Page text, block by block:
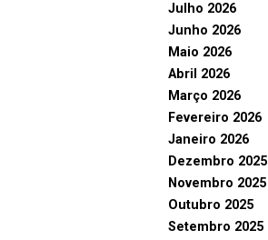
Julho 2026
Junho 2026
Maio 2026
Abril 2026
Março 2026
Fevereiro 2026
Janeiro 2026
Dezembro 2025
Novembro 2025
Outubro 2025
Setembro 2025